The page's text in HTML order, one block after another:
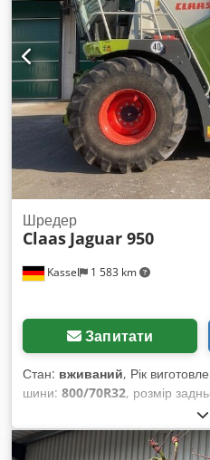
Kassel 1 583 km
Шредер
Claas Jaguar 950
Запитати
Стан: вживаний, Рік
шини: 800/70R32, розмір